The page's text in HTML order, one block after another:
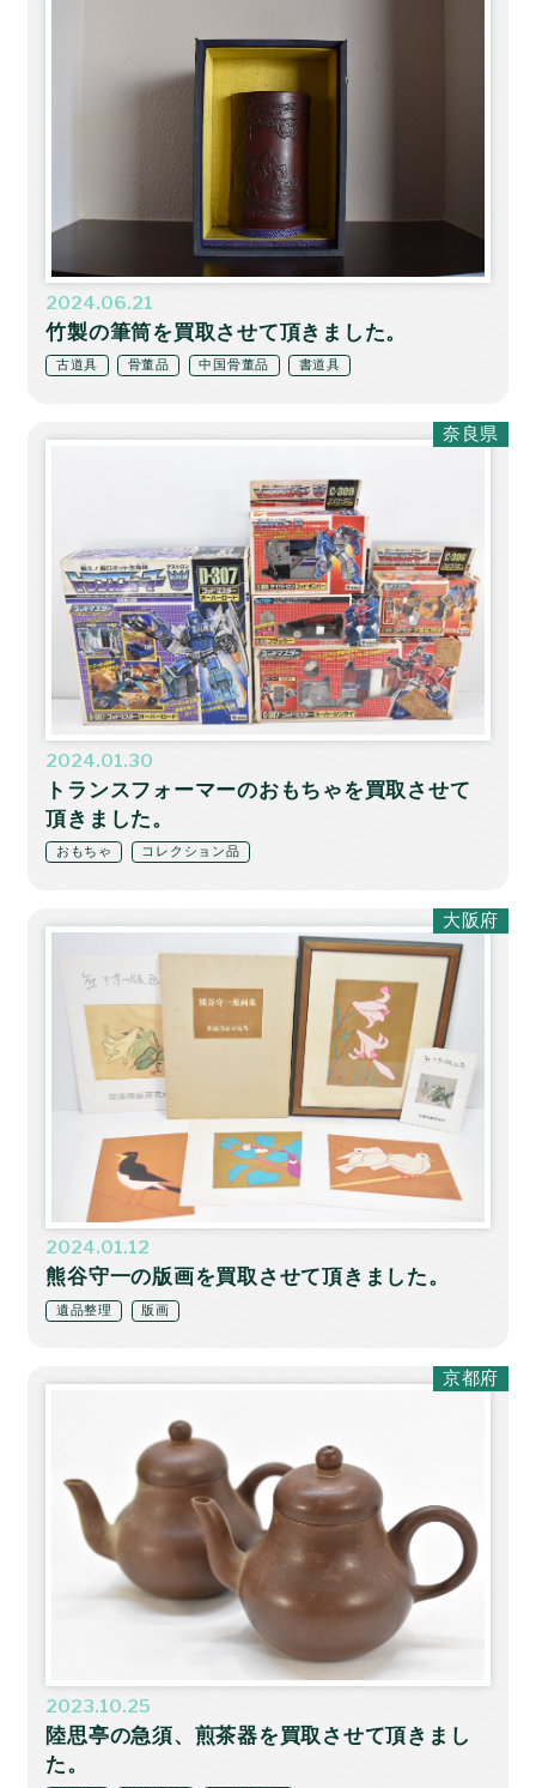
2024.06.21
竹製の筆筒を買取させて頂きました。
古道具 骨董品 中国骨董品 書道具
2024.01.30
トランスフォーマーのおもちゃを買取させて
頂きました。
おもちゃ コレクション品
奈良県
2024.01.12
熊谷守一の版画を買取させて頂きました。
遺品整理 版画
大阪府
2023.10.25
陸思亭の急須、煎茶器を買取させて頂きまし
た。
京都府